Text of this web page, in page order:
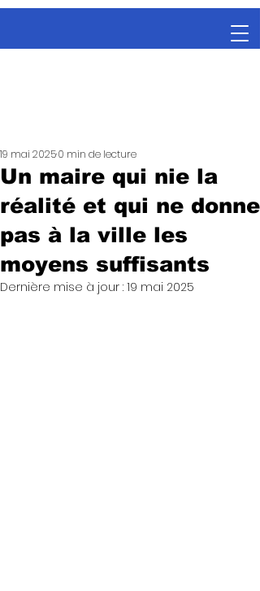
Un maire qui nie la
réalité et qui ne donne
pas à la ville les
moyens suffisants
19 mai 20250 min de lecture
Dernière mise à jour : 19 mai 2025